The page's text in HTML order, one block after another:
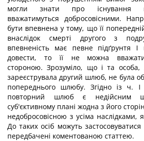
могли знати про існування
вважатимуться добросовісними.
бути впевнена у тому, що її
внаслідок смерті другого з
впевненість має певне підґрунтя
довести, то її не можна вважати
стороною. Зрозуміло, що і та
зареєструвала другий шлюб, не була
попереднього шлюбу. Згідно із ч. І
повторний шлюб є недійсним
суб'єктивному плані жодна з його
недобросовісною з усіма наслідками,
До таких осіб можуть застосовуватися
передбачені коментованою статтею.